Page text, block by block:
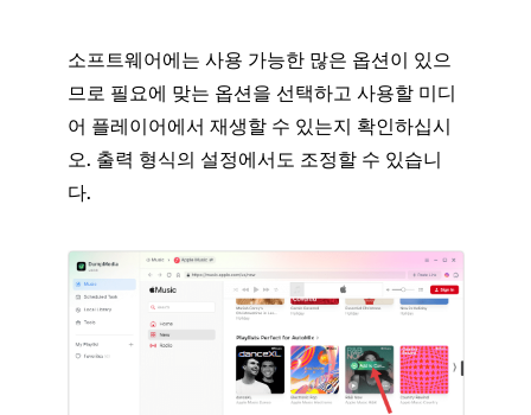
소프트웨어에는 사용 가능한 많은 옵션이 있으
므로 필요에 맞는 옵션을 선택하고 사용할 미디
어 플레이어에서 재생할 수 있는지 확인하십시
오. 출력 형식의 설정에서도 조정할 수 있습니
다.